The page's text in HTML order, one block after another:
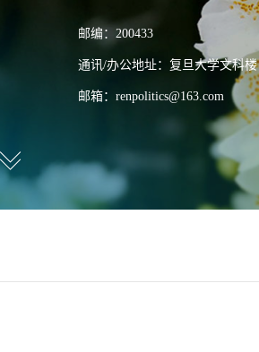
邮编：200433
通讯/办公地址：复旦大学文科楼
邮箱：renpolitics@163.com